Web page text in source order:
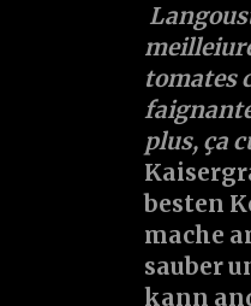
tomates
plus, ça
besten
mache
sauber
kann